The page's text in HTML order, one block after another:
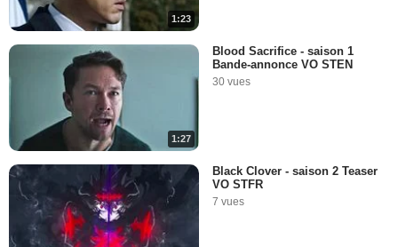
1:23
1:27
Blood Sacrifice - saison 1
Bande-annonce VO STEN
30 vues
Black Clover - saison 2 Teaser
VO STFR
7 vues